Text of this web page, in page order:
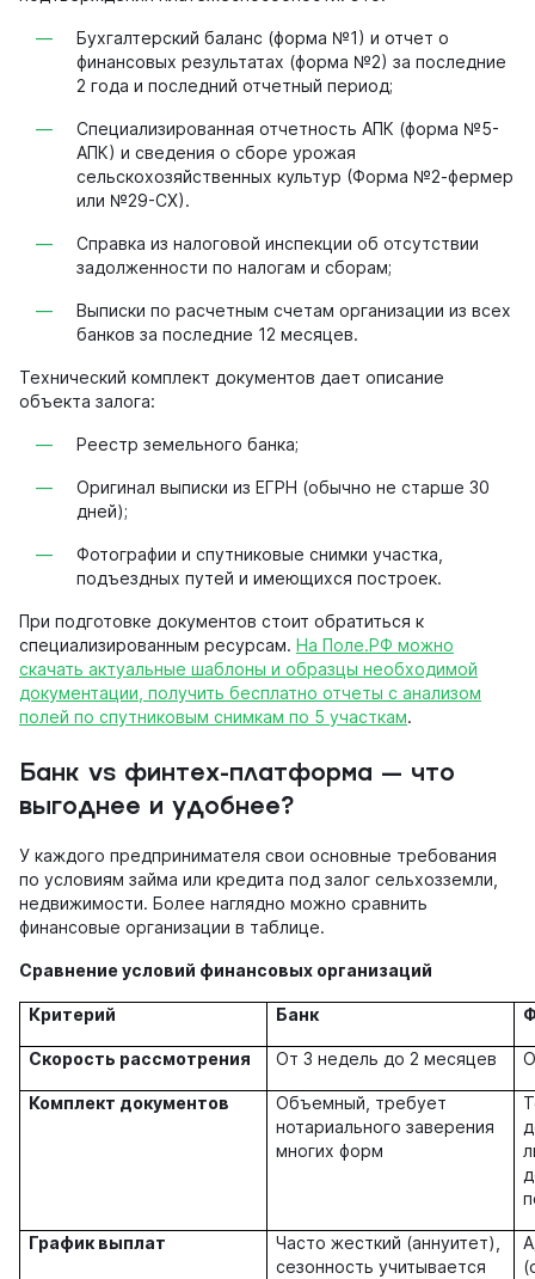
Бухгалтерский баланс (форма №1) и отчет о
финансовых результатах (форма №2) за последние
2 года и последний отчетный период;
Специализированная отчетность АПК (форма №5-
АПК) и сведения о сборе урожая
сельскохозяйственных культур (Форма №2-фермер
или №29-СХ).
Справка из налоговой инспекции об отсутствии
задолженности по налогам и сборам;
Выписки по расчетным счетам организации из всех
банков за последние 12 месяцев.
Технический комплект документов дает описание
объекта залога:
Реестр земельного банка;
Оригинал выписки из ЕГРН (обычно не старше 30
дней);
Фотографии и спутниковые снимки участка,
подъездных путей и имеющихся построек.
При подготовке документов стоит обратиться к
специализированным ресурсам. На Поле.РФ можно
скачать актуальные шаблоны и образцы необходимой
документации, получить бесплатно отчеты с анализом
полей по спутниковым снимкам по 5 участкам.
Банк vs финтех-платформа — что
выгоднее и удобнее?
У каждого предпринимателя свои основные требования
по условиям займа или кредита под залог сельхозземли,
недвижимости. Более наглядно можно сравнить
финансовые организации в таблице.
Сравнение условий финансовых организаций
Критерий Банк
Скорость рассмотрения От 3 недель до 2 месяцев
Комплект документов
Объемный, требует
нотариального заверения
многих форм
График выплат
Часто жесткий (аннуитет),
сезонность учитывается